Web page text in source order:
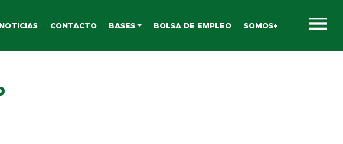
NOTICIAS CONTACTO BASES BOLSA DE EMPLEO SOMOS+